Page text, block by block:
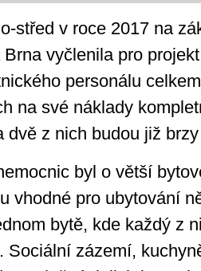
střed v roce 2017 na
vyčlenila pro
personálu
na své náklady
dvě z nich budou již
byl o větší
vhodné pro ubytování
bytě, kde každý z
Sociální zázemí,